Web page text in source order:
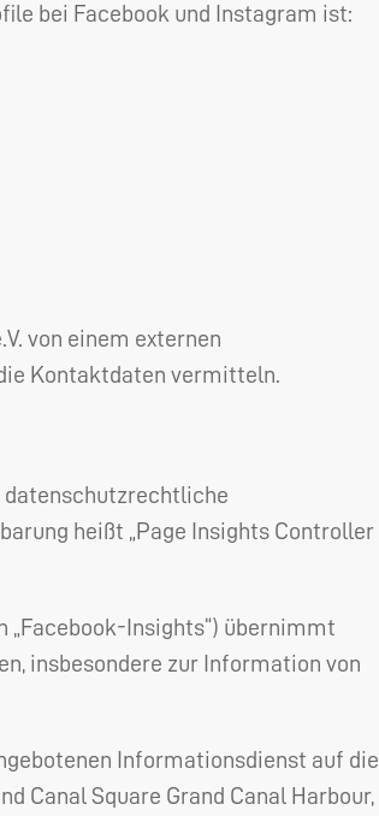
bei Facebook und Instagram ist:
von einem externen
Kontaktdaten vermitteln.
datenschutzrechtliche
heißt „Page Insights Controller
„Facebook-Insights“) übernimmt
insbesondere zur Information von
Informationsdienst auf die
Canal Square Grand Canal Harbour,